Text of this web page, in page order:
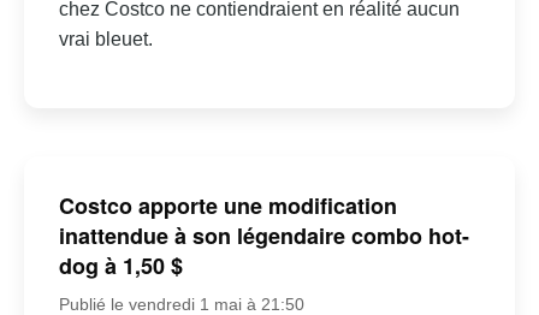
chez Costco ne contiendraient en réalité aucun
vrai bleuet.
Costco apporte une modification
inattendue à son légendaire combo hot-
dog à 1,50 $
Publié le vendredi 1 mai à 21:50